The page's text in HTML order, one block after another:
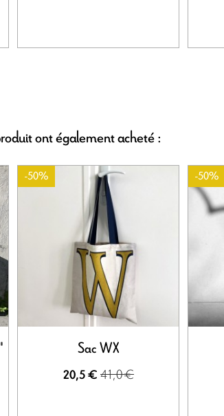
ont également acheté :
-50%
Sac WX
20,5 € 41,0 €
-50%